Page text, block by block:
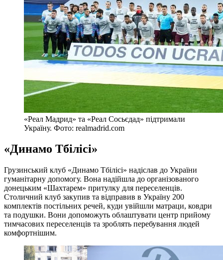
«Реал Мадрид» та «Реал Сосьєдад» підтримали
Україну. Фото: realmadrid.com
«Динамо Тбілісі»
Грузинський клуб «Динамо Тбілісі» надіслав до України
гуманітарну допомогу. Вона надійшла до організованого
донецьким «Шахтарем» притулку для переселенців.
Столичний клуб закупив та відправив в Україну 200
комплектів постільних речей, куди увійшли матраци, ковдри
та подушки. Вони допоможуть облаштувати центр прийому
тимчасових переселенців та зроблять перебування людей
комфортнішим.